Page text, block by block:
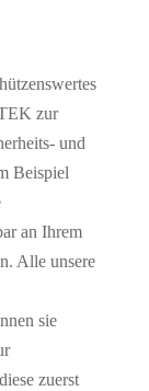
zur
und
Beispiel
an Ihrem
Alle unsere
sie
zuerst